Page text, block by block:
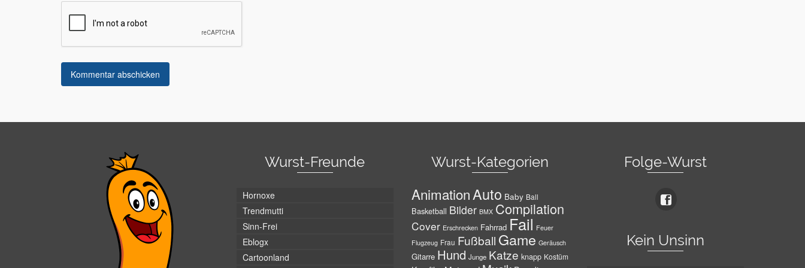
Wurst-Freunde
Hornoxe
Trendmutti
Sinn-Frei
Eblogx
Cartoonland
Wurst-Kategorien
AnimationAuto Baby Ball
Basketball Bilder BMX Compilation
Cover Erschrecken Fahrrad Fail Feuer
Flugzeug Frau Fußball Game Geräusch
Gitarre Hund Junge Katze knapp Kostüm
Folge-Wurst
Kein Unsinn